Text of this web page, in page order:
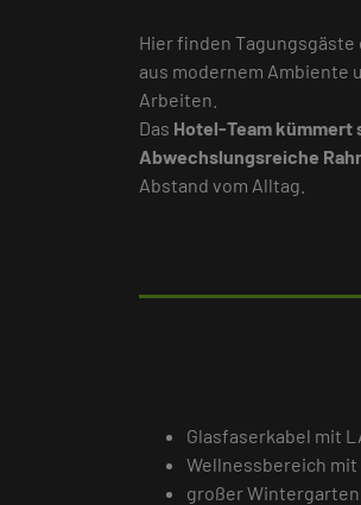
Hier finden Tagungsgäste
aus modernem Ambiente
Arbeiten.
Das Hotel-Team
Abwechslungsreiche
Abstand vom Alltag.
Glasfaserkabel mit
Wellnessbereich mit
großer Wintergarten